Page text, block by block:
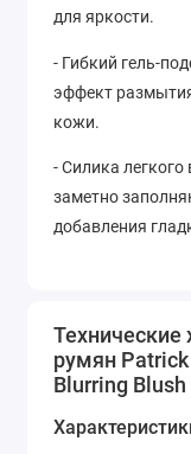
для яркости.
- Гибкий гель-
эффект
кожи.
- Силика
заметно
добавления
Технические
румян Patrick
Blurring Blush